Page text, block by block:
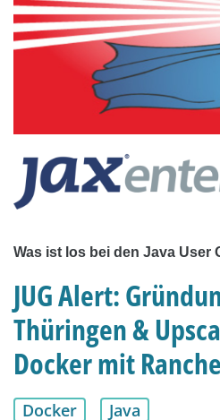
Was ist los bei den Java User
JUG Alert:
Thüringen &
Docker mit
Docker Java